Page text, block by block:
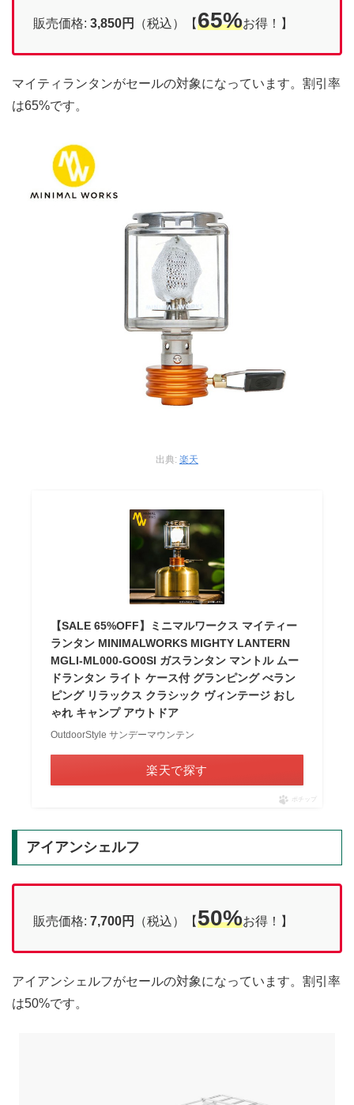
販売価格: 3,850円 （税込）【65%お得！】
マイティランタンがセールの対象になっています。割引率
は65%です。
出典: 楽天
【SALE 65%OFF】ミニマルワークス マイティー
ランタン MINIMALWORKS MIGHTY LANTERN
MGLI-ML000-GO0SI ガスランタン マントル ムー
ドランタン ライト ケース付 グランピング べラン
ピング リラックス クラシック ヴィンテージ おし
ゃれ キャンプ アウトドア
OutdoorStyle サンデーマウンテン
楽天で探す
ポチップ
アイアンシェルフ
販売価格: 7,700円 （税込）【50%お得！】
アイアンシェルフがセールの対象になっています。割引率
は50%です。